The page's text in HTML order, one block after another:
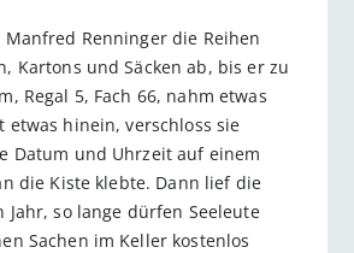
Manfred Renninger die Reihen
Kartons und Säcken ab, bis er zu
Regal 5, Fach 66, nahm etwas
etwas hinein, verschloss sie
Datum und Uhrzeit auf einem
die Kiste klebte. Dann lief die
Jahr, so lange dürfen Seeleute
Sachen im Keller kostenlos